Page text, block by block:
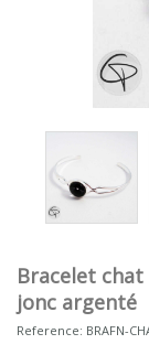
Bracelet
jonc argenté
Reference: BRAFN-